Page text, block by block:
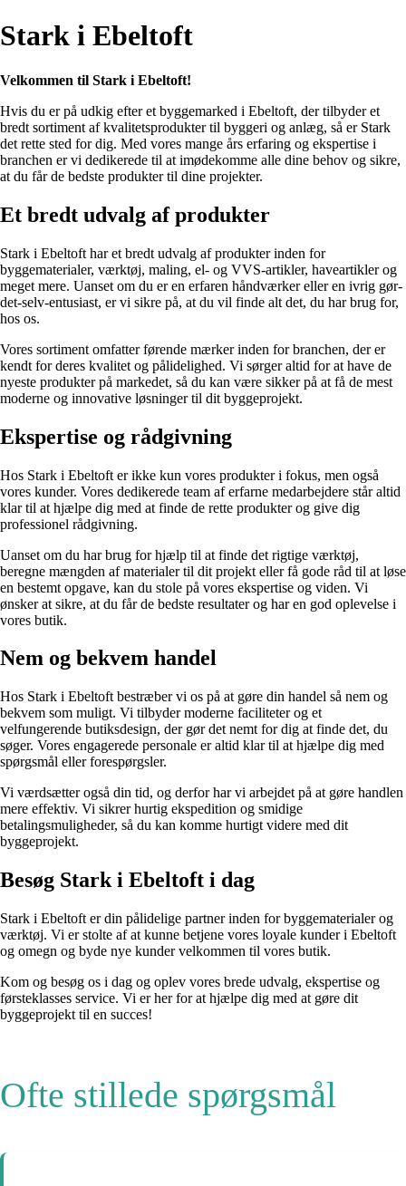
Stark i Ebeltoft
Velkommen til Stark i Ebeltoft!
Hvis du er på udkig efter et byggemarked i Ebeltoft, der tilbyder et
bredt sortiment af kvalitetsprodukter til byggeri og anlæg, så er Stark
det rette sted for dig. Med vores mange års erfaring og ekspertise i
branchen er vi dedikerede til at imødekomme alle dine behov og sikre,
at du får de bedste produkter til dine projekter.
Et bredt udvalg af produkter
Stark i Ebeltoft har et bredt udvalg af produkter inden for
byggematerialer, værktøj, maling, el- og VVS-artikler, haveartikler og
meget mere. Uanset om du er en erfaren håndværker eller en ivrig gør-
det-selv-entusiast, er vi sikre på, at du vil finde alt det, du har brug for,
hos os.
Vores sortiment omfatter førende mærker inden for branchen, der er
kendt for deres kvalitet og pålidelighed. Vi sørger altid for at have de
nyeste produkter på markedet, så du kan være sikker på at få de mest
moderne og innovative løsninger til dit byggeprojekt.
Ekspertise og rådgivning
Hos Stark i Ebeltoft er ikke kun vores produkter i fokus, men også
vores kunder. Vores dedikerede team af erfarne medarbejdere står altid
klar til at hjælpe dig med at finde de rette produkter og give dig
professionel rådgivning.
Uanset om du har brug for hjælp til at finde det rigtige værktøj,
beregne mængden af materialer til dit projekt eller få gode råd til at løse
en bestemt opgave, kan du stole på vores ekspertise og viden. Vi
ønsker at sikre, at du får de bedste resultater og har en god oplevelse i
vores butik.
Nem og bekvem handel
Hos Stark i Ebeltoft bestræber vi os på at gøre din handel så nem og
bekvem som muligt. Vi tilbyder moderne faciliteter og et
velfungerende butiksdesign, der gør det nemt for dig at finde det, du
søger. Vores engagerede personale er altid klar til at hjælpe dig med
spørgsmål eller forespørgsler.
Vi værdsætter også din tid, og derfor har vi arbejdet på at gøre handlen
mere effektiv. Vi sikrer hurtig ekspedition og smidige
betalingsmuligheder, så du kan komme hurtigt videre med dit
byggeprojekt.
Besøg Stark i Ebeltoft i dag
Stark i Ebeltoft er din pålidelige partner inden for byggematerialer og
værktøj. Vi er stolte af at kunne betjene vores loyale kunder i Ebeltoft
og omegn og byde nye kunder velkommen til vores butik.
Kom og besøg os i dag og oplev vores brede udvalg, ekspertise og
førsteklasses service. Vi er her for at hjælpe dig med at gøre dit
byggeprojekt til en succes!
Ofte stillede spørgsmål